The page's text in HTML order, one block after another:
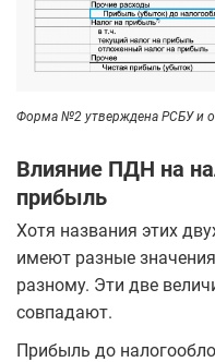
Форма №2 утверждена РСБУ и
Влияние ПДН на
прибыль
Хотя названия этих
имеют разные
разному. Эти две
совпадают.
Прибыль до